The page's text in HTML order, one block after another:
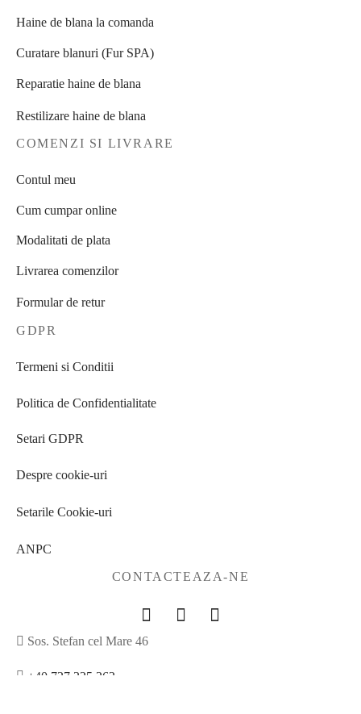
Haine de blana la comanda
Curatare blanuri (Fur SPA)
Reparatie haine de blana
Restilizare haine de blana
COMENZI SI LIVRARE
Contul meu
Cum cumpar online
Modalitati de plata
Livrarea comenzilor
Formular de retur
GDPR
Termeni si Conditii
Politica de Confidentialitate
Setari GDPR
Despre cookie-uri
Setarile Cookie-uri
ANPC
CONTACTEAZA-NE
Sos. Stefan cel Mare 46
+40 727 225 262